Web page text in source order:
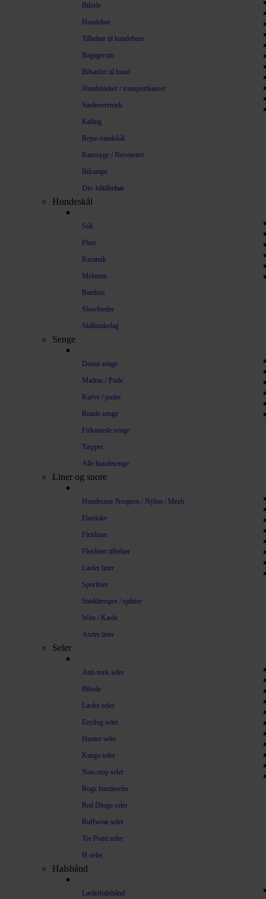
Bilsele
Hundebur
Tilbehør til hundebure
Bagagerum
Bilsæder til hund
Hundetasker / transportkasser
Sædeovertræk
Køling
Rejse-vandskål
Køresyge / Nervøsitet
Bilrampe
Div. biltilbehør
Hundeskål
Stål
Plast
Keramik
Melamin
Bambus
Slowfeeder
Skålunderlag
Senge
Donut senge
Madras / Pude
Kurve / puder
Runde senge
Firkantede senge
Tæpper
Alle hundesenge
Liner og snore
Hundesnor Neopren / Nylon / Mesh
Elastiske
Flexliner
Flexliner tilbehør
Læder liner
Sporliner
Støddæmper / splitter
Wire / Kæde
Andre liner
Seler
Anti-træk seler
Bilsele
Læder seler
Ezydog seler
Hunter seler
Kurgo seler
Non-stop seler
Rogz hundeseler
Red Dingo seler
Ruffwear seler
Tre Ponti seler
H-seler
Halsbånd
Læderhalsbånd